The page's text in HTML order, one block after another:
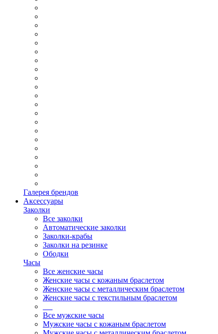
Галерея брендов
Аксессуары
Заколки
Все заколки
Автоматические заколки
Заколки-крабы
Заколки на резинке
Ободки
Часы
Все женские часы
Женские часы с кожаным браслетом
Женские часы с металлическим браслетом
Женские часы с текстильным браслетом
Все мужские часы
Мужские часы с кожаным браслетом